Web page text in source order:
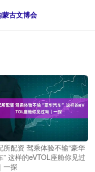
古文博会
所配资 驾乘体验不输“豪华
” 这样的eVTOL座舱你见过
一探